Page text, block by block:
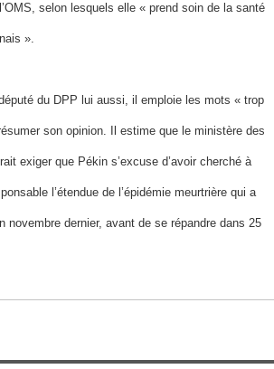
selon lesquels elle « prend soin de la santé
».
du DPP lui aussi, il emploie les mots « trop
son opinion. Il estime que le ministère des
exiger que Pékin s’excuse d’avoir cherché à
l’étendue de l’épidémie meurtrière qui a
novembre dernier, avant de se répandre dans 25